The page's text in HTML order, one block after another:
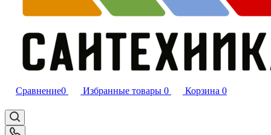
Сравнение0 Избранные товары 0 Корзина 0